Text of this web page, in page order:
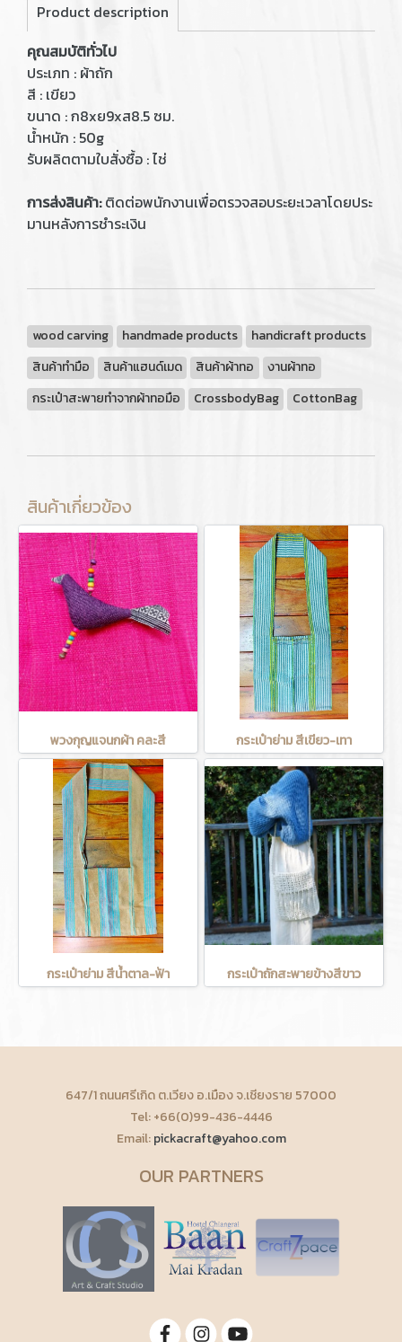
Product description
คุณสมบัติทั่วไป
ประเภท : ผ้าถัก
สี : เขียว
ขนาด : ก8xย9xส8.5 ซม.
น้ำหนัก : 50g
รับผลิตตามใบสั่งซื้อ : ไช่
การส่งสินค้า:ติดต่อพนักงานเพื่อตรวจสอบระยะเวลาโดยประ
มานหลังการชำระเงิน
wood carving handmade products
handicraft products
สินค้าทำมือ
สินค้าแฮนด์เมด สินค้าผ้าทอ
งานผ้าทอ
กระเป๋าสะพายทำจากผ้าทอมือ
CrossbodyBag CottonBag
สินค้าเกี่ยวข้อง
พวงกุญแจนกผ้า คละสี กระเป๋าย่าม สีเขียว-เทา
กระเป๋าย่าม สีน้ำตาล-ฟ้า กระเป๋าถักสะพายข้างสีขาว
647/1 ถนนศรีเกิด ต.เวียง อ.เมือง จ.เชียงราย 57000
Tel: +66(0)99-436-4446
Email:pickacraft@yahoo.com
OUR PARTNERS